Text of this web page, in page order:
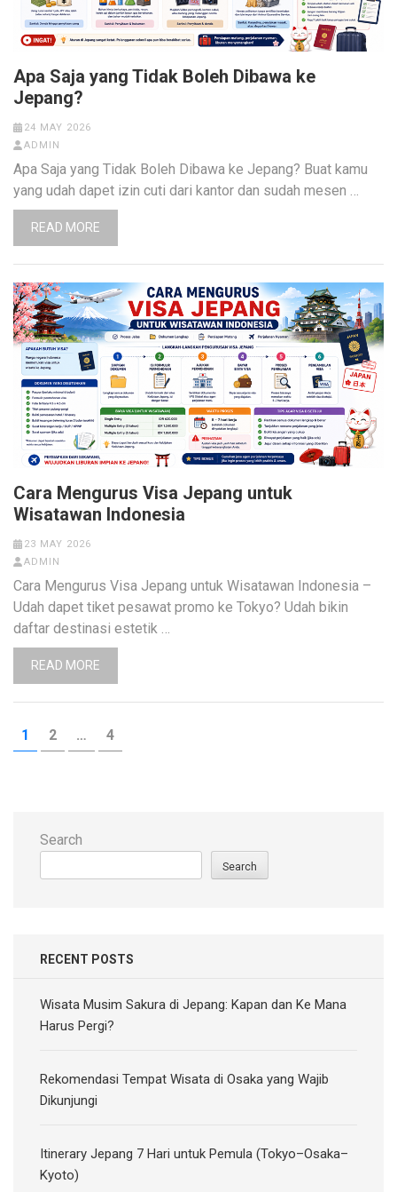
Apa Saja yang Tidak Boleh Dibawa ke
Jepang?
24 MAY 2026
ADMIN
Apa Saja yang Tidak Boleh Dibawa ke Jepang? Buat kamu
yang udah dapet izin cuti dari kantor dan sudah mesen …
READ MORE
Cara Mengurus Visa Jepang untuk
Wisatawan Indonesia
23 MAY 2026
ADMIN
Cara Mengurus Visa Jepang untuk Wisatawan Indonesia –
Udah dapet tiket pesawat promo ke Tokyo? Udah bikin
daftar destinasi estetik …
READ MORE
Posts
pagination
PAGE
1 PAGE
2 … PAGE
4
Search
Search
RECENT POSTS
Wisata Musim Sakura di Jepang: Kapan dan Ke Mana
Harus Pergi?
Rekomendasi Tempat Wisata di Osaka yang Wajib
Dikunjungi
Itinerary Jepang 7 Hari untuk Pemula (Tokyo–Osaka–
Kyoto)